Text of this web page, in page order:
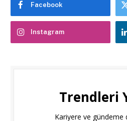
Facebook
Instagram
Trendleri
Kariyere ve gündeme